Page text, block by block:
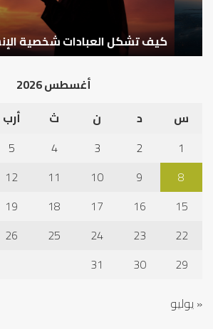
كيف تشكل العبادات شخصية الإنسان؟
أغسطس 2026
س
د ن ث أرب
1
2
3
4
5
8
9
10
11
12
15
16
17
18
19
22
23
24
25
26
29
30
31
« يوليو